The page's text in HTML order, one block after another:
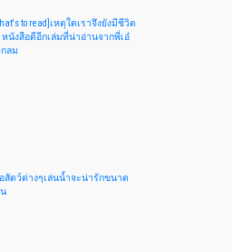
to read]เหตุใดเราจึงยังมีชีวิต
หนังสือดีอีกเล่มที่น่าอ่านจากพี่เอ๋
ลม
สัตว์ต่างๆเล่นน้ำจะน่ารักขนาด